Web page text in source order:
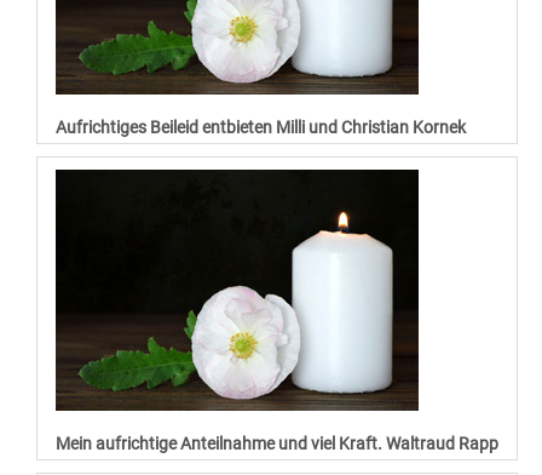
Aufrichtiges Beileid entbieten Milli und Christian Kornek
Mein aufrichtige Anteilnahme und viel Kraft. Waltraud Rapp